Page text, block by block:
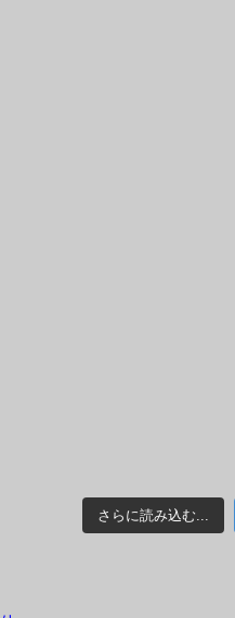
さらに読み込む...